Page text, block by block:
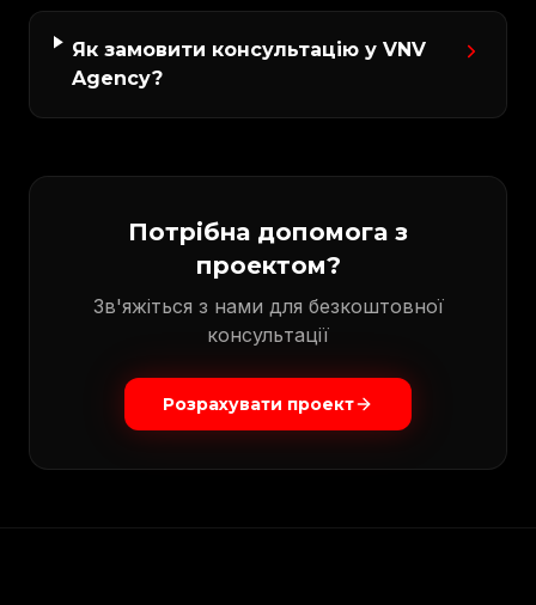
Як замовити консультацію у VNV
Agency?
Потрібна допомога з
проектом?
Зв'яжіться з нами для безкоштовної
консультації
Розрахувати проект